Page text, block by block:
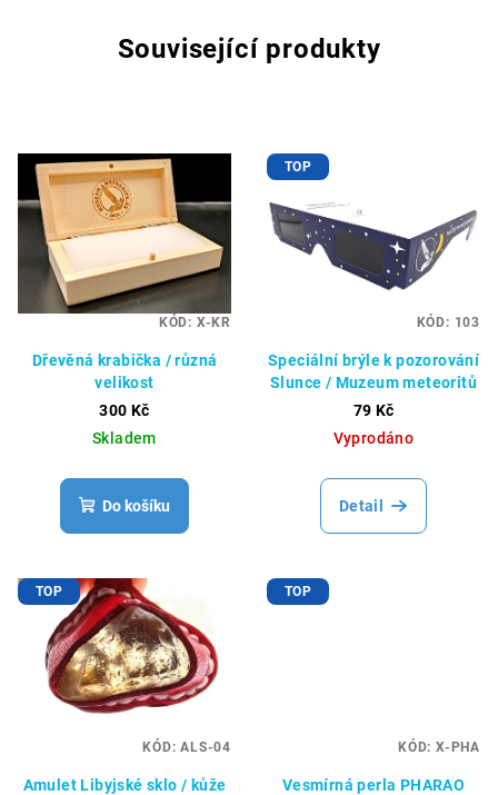
Související produkty
Dřevěná krabička / různá
velikost
300 Kč
Skladem
Do košíku
KÓD: X-KR
TOP
Speciální brýle k pozorování
Slunce / Muzeum meteoritů
79 Kč
Vyprodáno
Detail
KÓD: 103
TOP
Amulet Libyjské sklo / kůže
KÓD:ALS-04
TOP
Vesmírná perla PHARAO
KÓD: X-PHA